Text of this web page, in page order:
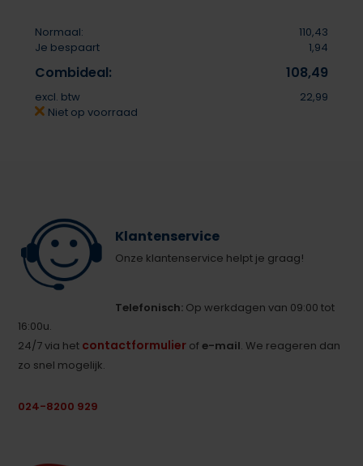
Normaal:
110,43
Je bespaart
1,94
Combideal: 108,49
excl. btw
22,99
Niet op voorraad
Klantenservice
Onze klantenservice helpt je graag!
Telefonisch: Op werkdagen van 09:00 tot
16:00u.
24/7 via het contactformulier ofe-mail. We reageren dan
zo snel mogelijk.
024-8200 929